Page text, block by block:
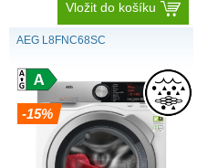
Vložit do košíku
AEG L8FNC68SC
-15%